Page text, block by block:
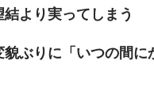
結より実ってしまう
貌ぶりに「いつの間